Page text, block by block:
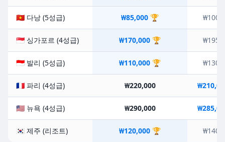
🇻🇳 다낭 (5성급) ₩85,000 🏆
🇸🇬 싱가포르 (4성급) ₩170,000 🏆
🇮🇩 발리 (5성급) ₩110,000 🏆
🇫🇷 파리 (4성급) ₩220,000
🇺🇸 뉴욕 (4성급) ₩290,000
🇰🇷 제주 (리조트) ₩120,000 🏆